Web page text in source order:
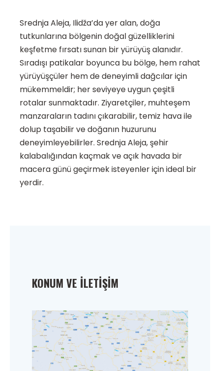
Srednja Aleja, Ilidža’da yer alan, doğa
tutkunlarına bölgenin doğal güzelliklerini
keşfetme fırsatı sunan bir yürüyüş alanıdır.
Sıradışı patikalar boyunca bu bölge, hem rahat
yürüyüşçüler hem de deneyimli dağcılar için
mükemmeldir; her seviyeye uygun çeşitli
rotalar sunmaktadır. Ziyaretçiler, muhteşem
manzaraların tadını çıkarabilir, temiz hava ile
dolup taşabilir ve doğanın huzurunu
deneyimleyebilirler. Srednja Aleja, şehir
kalabalığından kaçmak ve açık havada bir
macera günü geçirmek isteyenler için ideal bir
yerdir.
KONUM VE İLETIŞIM